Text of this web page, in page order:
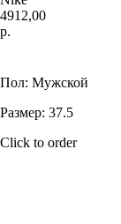
4912,00
р.
Пол: Мужской
Размер: 37.5
Click to order